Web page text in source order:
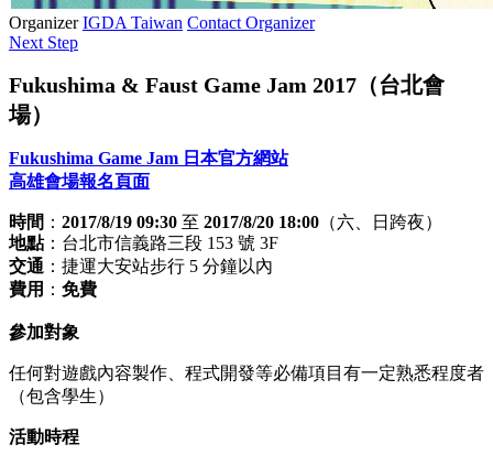
OrganizerIGDA Taiwan Contact Organizer
Next Step
Fukushima & Faust Game Jam 2017（台北會
場）
Fukushima Game Jam 日本官方網站
高雄會場報名頁面
時間 ： 2017/8/19 09:30 至 2017/8/20 18:00 （六、日跨夜）
地點：台北市信義路三段 153 號 3F
交通 ：捷運大安站步行 5 分鐘以內
費用 ： 免費
參加對象
任何對遊戲內容製作、程式開發等必備項目有一定熟悉程度者
（包含學生）
活動時程